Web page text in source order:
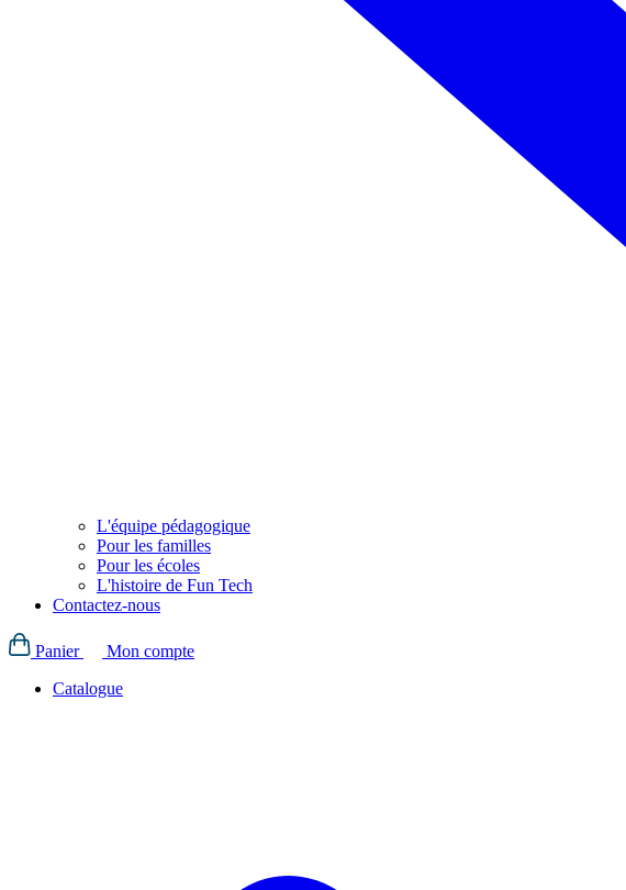
L'équipe pédagogique
Pour les familles
Pour les écoles
L'histoire de Fun Tech
Contactez-nous
Panier
Mon compte
Catalogue